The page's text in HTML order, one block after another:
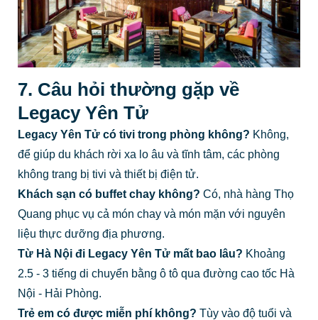
7. Câu hỏi thường gặp về
Legacy Yên Tử
Legacy Yên Tử có tivi trong phòng không? Không,
để giúp du khách rời xa lo âu và tĩnh tâm, các phòng
không trang bị tivi và thiết bị điện tử.
Khách sạn có buffet chay không? Có, nhà hàng Thọ
Quang phục vụ cả món chay và món mặn với nguyên
liệu thực dưỡng địa phương.
Từ Hà Nội đi Legacy Yên Tử mất bao lâu? Khoảng
2.5 - 3 tiếng di chuyển bằng ô tô qua đường cao tốc Hà
Nội - Hải Phòng.
Trẻ em có được miễn phí không? Tùy vào độ tuổi và